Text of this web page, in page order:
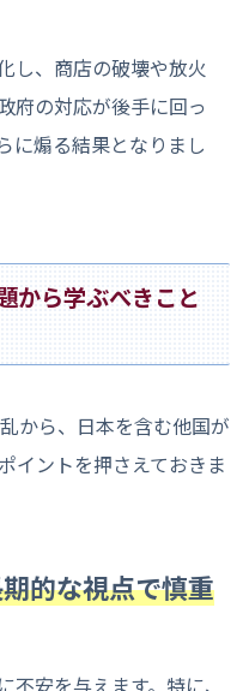
し、商店の破壊や放火
府の対応が後手に回っ
に煽る結果となりまし
から学ぶべきこと
から、日本を含む他国が
イントを押さえておきま
的な視点で慎重
安を与えます。特に、